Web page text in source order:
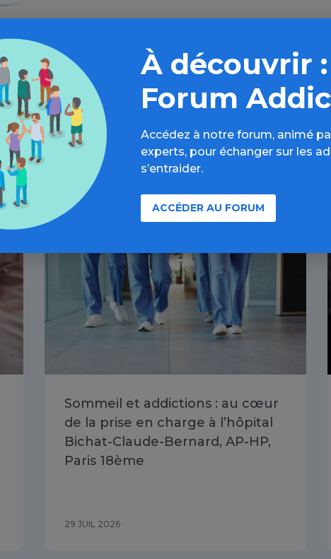
Sommeil et addictions : au cœur
de la prise en charge à l’hôpital
Bichat-Claude-Bernard, AP-HP,
Paris 18ème
29 JUIL 2026
À découvrir
Forum
Accédez à notre forum, animé
experts, pour échanger sur les
s’entraider.
ACCÉDER AU FORUM